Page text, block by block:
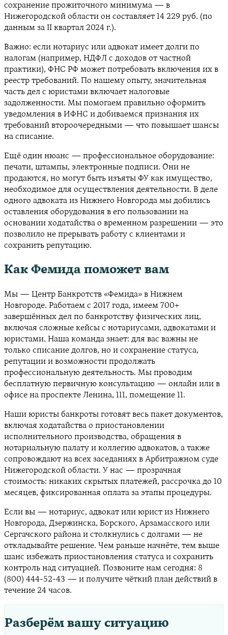
сохранение прожиточного минимума — в
Нижегородской области он составляет 14 229 руб. (по
данным за II квартал 2024 г.).
Важно: если нотариус или адвокат имеет долги по
налогам (например, НДФЛ с доходов от частной
практики), ФНС РФ может потребовать включения их в
реестр требований. По нашему опыту, значительная
часть дел с юристами включает налоговые
задолженности. Мы помогаем правильно оформить
уведомления в ИФНС и добиваемся признания их
требований второочередными — что повышает шансы
на списание.
Ещё один нюанс — профессиональное оборудование:
печати, штампы, электронные подписи. Они не
продаются, но могут быть изъяты ФУ как имущество,
необходимое для осуществления деятельности. В деле
одного адвоката из Нижнего Новгорода мы добились
оставления оборудования в его пользовании на
основании ходатайства о временном разрешении — это
позволило не прерывать работу с клиентами и
сохранить репутацию.
Как Фемида поможет вам
Мы — Центр Банкротств «Фемида» в Нижнем
Новгороде. Работаем с 2017 года, имеем 700+
завершённых дел по банкротству физических лиц,
включая сложные кейсы с нотариусами, адвокатами и
юристами. Наша команда знает: для вас важны не
только списание долгов, но и сохранение статуса,
репутации и возможности продолжать
профессиональную деятельность. Мы проводим
бесплатную первичную консультацию — онлайн или в
офисе на проспекте Ленина, 111, помещение 11.
Наши юристы банкроты готовят весь пакет документов,
включая ходатайства о приостановлении
исполнительного производства, обращения в
нотариальную палату и коллегию адвокатов, а также
сопровождают на всех заседаниях в Арбитражном суде
Нижегородской области. У нас — прозрачная
стоимость: никаких скрытых платежей, рассрочка до 10
месяцев, фиксированная оплата за этапы процедуры.
Если вы — нотариус, адвокат или юрист из Нижнего
Новгорода, Дзержинска, Борского, Арзамасского или
Сергачского района и столкнулись с долгами — не
откладывайте решение. Чем раньше начнёте, тем выше
шанс избежать приостановления статуса и сохранить
контроль над ситуацией. Позвоните нам сегодня: 8
(800) 444-52-43 — и получите чёткий план действий в
течение 24 часов.
Разберём вашу ситуацию